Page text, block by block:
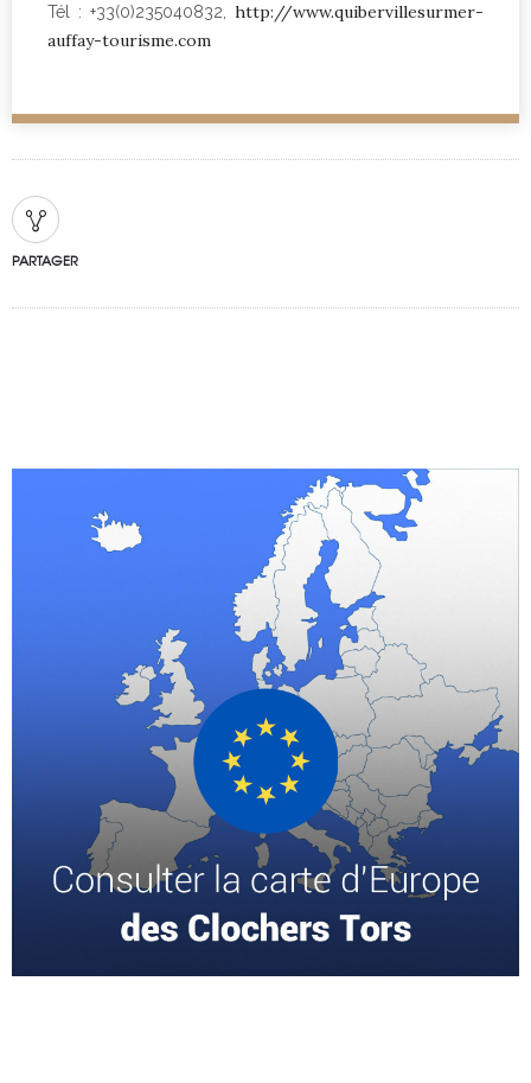
Tél : +33(0)235040832, http://www.quibervillesurmer-
auffay-tourisme.com
PARTAGER